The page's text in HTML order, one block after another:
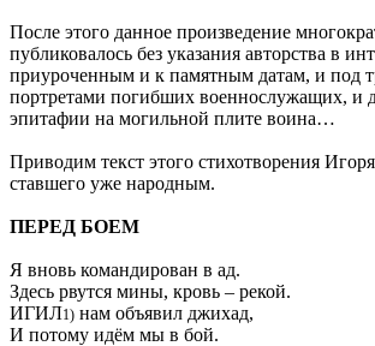
После этого данное произведение
публиковалось без указания авторства в
приуроченным и к памятным датам, и под
портретами погибших военнослужащих, и
эпитафии на могильной плите воина…
Приводим текст этого стихотворения
ставшего уже народным.
ПЕРЕД БОЕМ
Я вновь командирован в ад.
Здесь рвутся мины, кровь – рекой.
ИГИЛ1) нам объявил джихад,
И потому идём мы в бой.